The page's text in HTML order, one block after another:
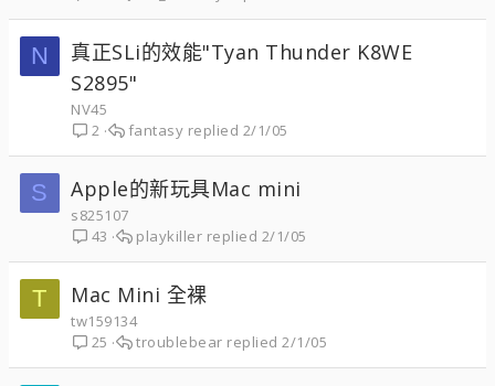
N
真正SLi的效能"Tyan Thunder K8WE
S2895"
NV45
2
2/1/05
fantasy
S Apple的新玩具Mac mini
s825107
43
2/1/05
playkiller
T Mac Mini 全裸
tw159134
25
2/1/05
troublebear